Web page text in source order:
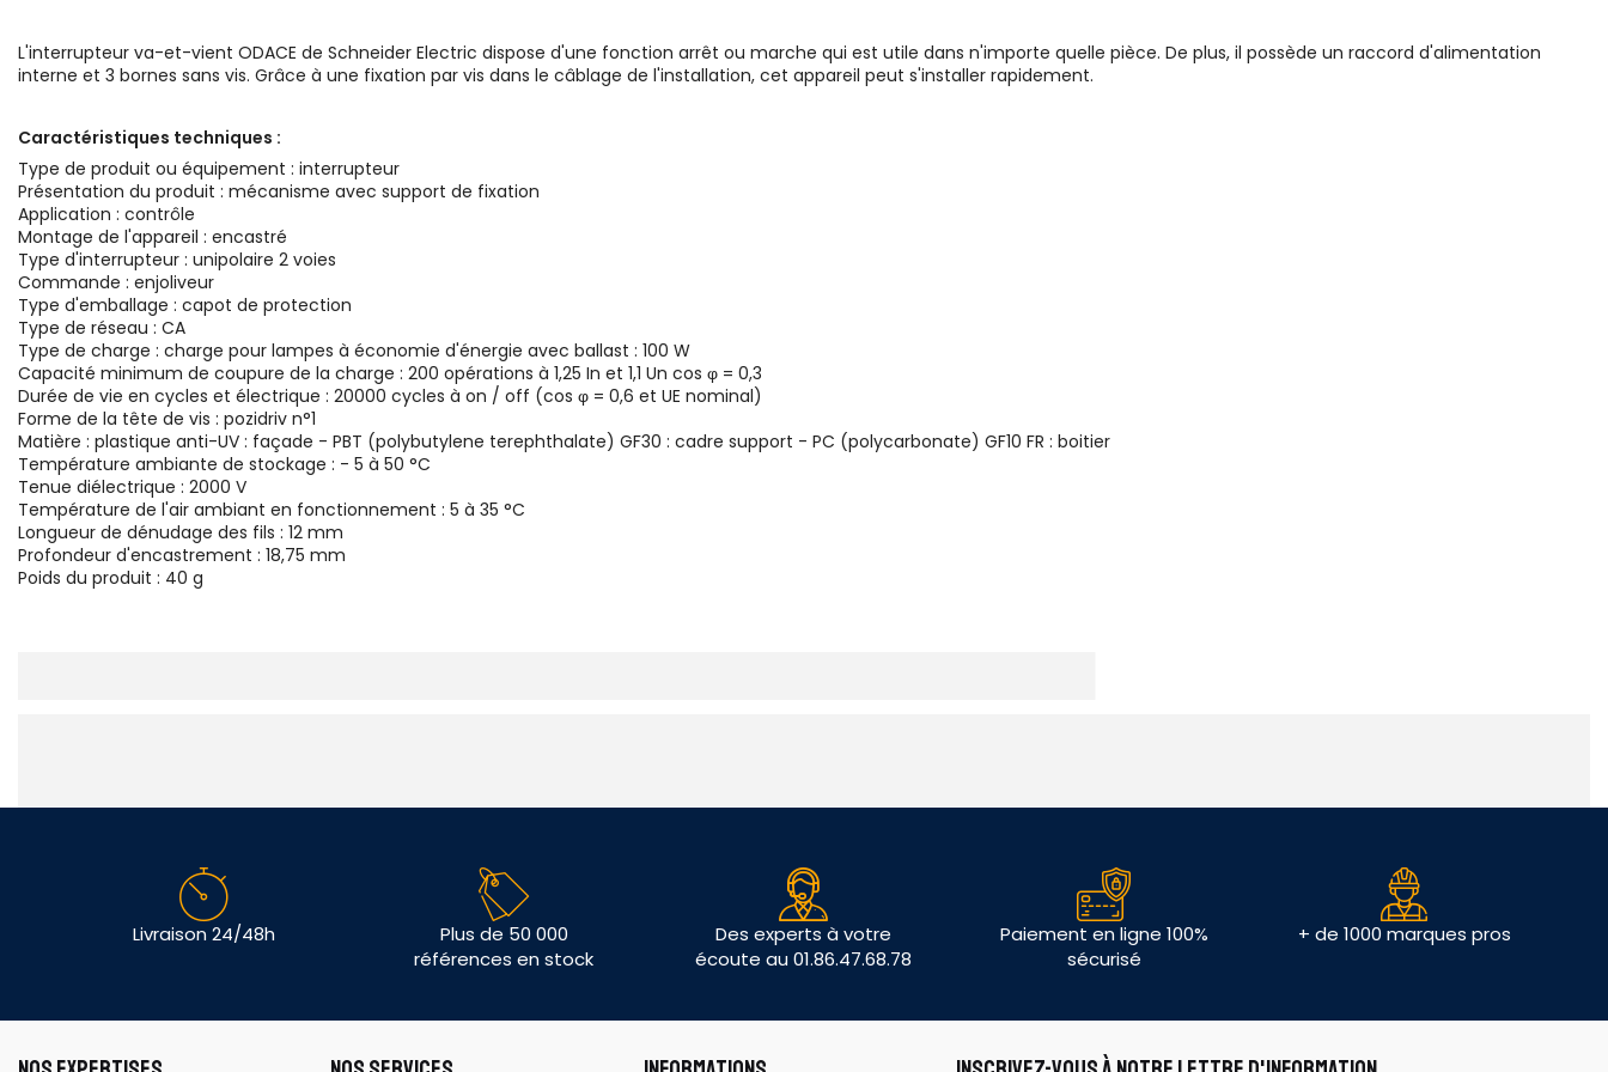
L'interrupteur va-et-vient ODACE de Schneider Electric dispose d'une fonction arrêt ou marche qui est utile dans n'importe quelle pièce. De plus, il possède un raccord d'alimentation
interne et 3 bornes sans vis. Grâce à une fixation par vis dans le câblage de l'installation, cet appareil peut s'installer rapidement.
Caractéristiques techniques :
Type de produit ou équipement : interrupteur
Présentation du produit : mécanisme avec support de fixation
Application : contrôle
Montage de l'appareil : encastré
Type d'interrupteur : unipolaire 2 voies
Commande : enjoliveur
Type d'emballage : capot de protection
Type de réseau : CA
Type de charge : charge pour lampes à économie d'énergie avec ballast : 100 W
Capacité minimum de coupure de la charge : 200 opérations à 1,25 In et 1,1 Un cos φ = 0,3
Durée de vie en cycles et électrique : 20000 cycles à on / off (cos φ = 0,6 et UE nominal)
Forme de la tête de vis : pozidriv n°1
Matière : plastique anti-UV : façade - PBT (polybutylene terephthalate) GF30 : cadre support - PC (polycarbonate) GF10 FR : boitier
Température ambiante de stockage : - 5 à 50 °C
Tenue diélectrique : 2000 V
Température de l'air ambiant en fonctionnement : 5 à 35 °C
Longueur de dénudage des fils : 12 mm
Profondeur d'encastrement : 18,75 mm
Poids du produit : 40 g
Livraison 24/48h
Plus de 50 000
références en stock
Des experts à votre
écoute au 01.86.47.68.78
Paiement en ligne 100%
sécurisé
+ de 1000 marques pros